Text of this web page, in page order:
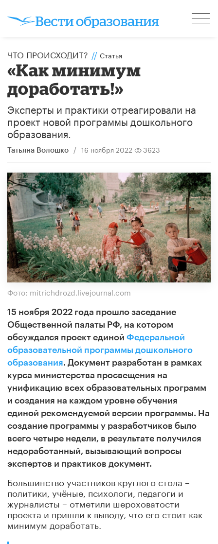
ЧТО ПРОИСХОДИТ? // Статья
​«Как минимум
доработать!»
Эксперты и практики отреагировали на
проект новой программы дошкольного
образования.
Татьяна Волошко / 16 ноября 2022 3623
Фото: mitrichdrozd.livejournal.com
15 ноября 2022 года прошло заседание
Общественной палаты РФ, на котором
обсуждался проект единой Федеральной
образовательной программы дошкольного
образования. Документ разработан в рамках
курса министерства просвещения на
унификацию всех образовательных программ
и создания на каждом уровне обучения
единой рекомендуемой версии программы. На
создание программы у разработчиков было
всего четыре недели, в результате получился
недоработанный, вызывающий вопросы
экспертов и практиков документ.
Большинство участников круглого стола –
политики, учёные, психологи, педагоги и
журналисты – отметили шероховатости
проекта и пришли к выводу, что его стоит как
минимум доработать.